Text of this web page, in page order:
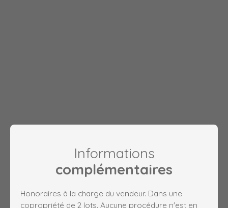
Informations
complémentaires
Honoraires à la charge du vendeur. Dans une
copropriété de 2 lots. Aucune procédure n'est en